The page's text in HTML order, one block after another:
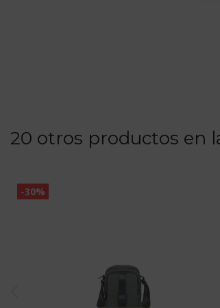
20 otros productos en
-30%